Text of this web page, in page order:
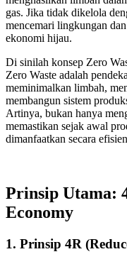
gas. Jika tidak dikelola
mencemari lingkungan
ekonomi hijau.
Di sinilah konsep Zero
Zero Waste adalah
meminimalkan limbah,
membangun sistem
Artinya, bukan hanya
memastikan sejak awal
dimanfaatkan secara
Prinsip Utama:
Economy
1. Prinsip 4R